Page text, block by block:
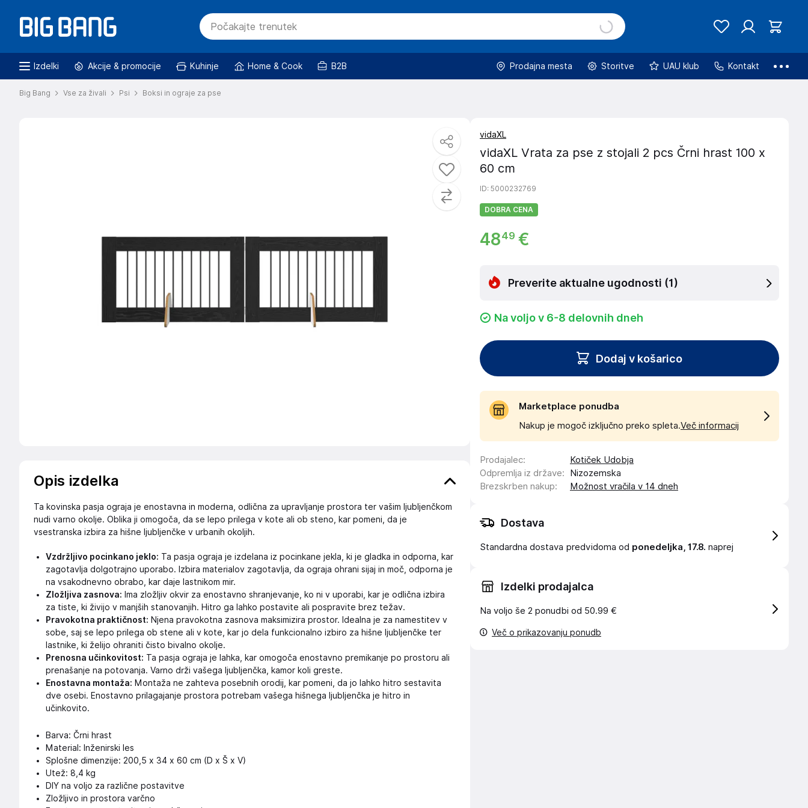
Izdelki Akcije & promocije Kuhinje Home & Cook B2B Prodajna mesta Storitve UAU klub Kontakt
Big Bang Vse za živali Psi Boksi in ograje za pse
Opis izdelka
Ta kovinska pasja ograja je enostavna in moderna, odlična za upravljanje prostora ter vašim ljubljenčkom
nudi varno okolje. Oblika ji omogoča, da se lepo prilega v kote ali ob steno, kar pomeni, da je
vsestranska izbira za hišne ljubljenčke v urbanih okoljih.
Vzdržljivo pocinkano jeklo: Ta pasja ograja je izdelana iz pocinkane jekla, ki je gladka in odporna, kar
zagotavlja dolgotrajno uporabo. Izbira materialov zagotavlja, da ograja ohrani sijaj in moč, odporna je
na vsakodnevno obrabo, kar daje lastnikom mir.
Zložljiva zasnova: Ima zložljiv okvir za enostavno shranjevanje, ko ni v uporabi, kar je odlična izbira
za tiste, ki živijo v manjših stanovanjih. Hitro ga lahko postavite ali pospravite brez težav.
Pravokotna praktičnost: Njena pravokotna zasnova maksimizira prostor. Idealna je za namestitev v
sobe, saj se lepo prilega ob stene ali v kote, kar jo dela funkcionalno izbiro za hišne ljubljenčke ter
lastnike, ki želijo ohraniti čisto bivalno okolje.
Prenosna učinkovitost: Ta pasja ograja je lahka, kar omogoča enostavno premikanje po prostoru ali
prenašanje na potovanja. Varno drži vašega ljubljenčka, kamor koli greste.
Enostavna montaža: Montaža ne zahteva posebnih orodij, kar pomeni, da jo lahko hitro sestavita
dve osebi. Enostavno prilagajanje prostora potrebam vašega hišnega ljubljenčka je hitro in
učinkovito.
Barva: Črni hrast
Material: Inženirski les
Splošne dimenzije: 200,5 x 34 x 60 cm (D x Š x V)
Utež: 8,4 kg
DIY na voljo za različne postavitve
Zložljivo in prostora varčno
vidaXL
vidaXL Vrata za pse z stojali 2 pcs Črni hrast 100 x
60 cm
ID: 5000232769
DOBRA CENA
4849 €
Preverite aktualne ugodnosti (1)
Na voljo v 6-8 delovnih dneh
Dodaj v košarico
Marketplace ponudba
Nakup je mogoč izključno preko spleta.Več informacij
Prodajalec:
Kotiček Udobja
Odpremlja iz države:
Nizozemska
Brezskrben nakup: Možnost vračila v 14 dneh
Dostava
Standardna dostava predvidoma od ponedeljka, 17.8. naprej
Izdelki prodajalca
Na voljo še 2 ponudbi od 50.99 €
Več o prikazovanju ponudb